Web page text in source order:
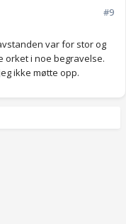
#9
var for stor og
orket i noe begravelse.
ikke møtte opp.